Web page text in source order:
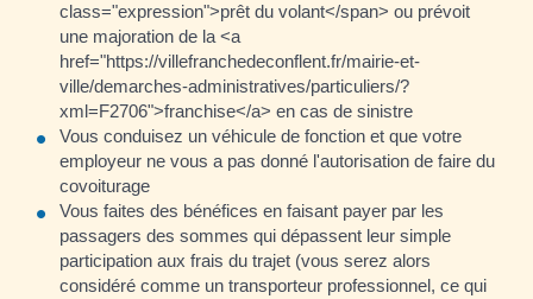
class="expression">prêt du volant</span> ou prévoit
une majoration de la <a
href="https://villefranchedeconflent.fr/mairie-et-
ville/demarches-administratives/particuliers/?
xml=F2706">franchise</a> en cas de sinistre
Vous conduisez un véhicule de fonction et que votre
employeur ne vous a pas donné l'autorisation de faire du
covoiturage
Vous faites des bénéfices en faisant payer par les
passagers des sommes qui dépassent leur simple
participation aux frais du trajet (vous serez alors
considéré comme un transporteur professionnel, ce qui